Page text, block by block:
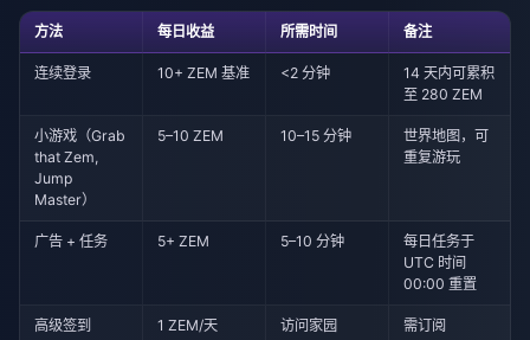
方法 每日收益 所需时间 备注
连续登录 10+ ZEM 基准 <2 分钟
14 天内可累积
至 280 ZEM
小游戏（Grab
that Zem,
Jump
Master）
5–10 ZEM 10–15 分钟
世界地图，可
重复游玩
广告 + 任务 5+ ZEM 5–10 分钟
每日任务于
UTC 时间
00:00 重置
高级签到 1 ZEM/天 访问家园 需订阅